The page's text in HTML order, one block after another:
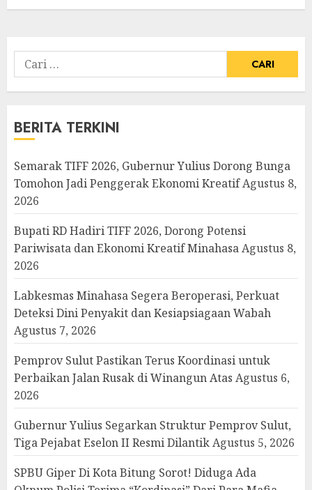
Cari
untuk:
BERITA TERKINI
Semarak TIFF 2026, Gubernur Yulius Dorong Bunga
Tomohon Jadi Penggerak Ekonomi KreatifAgustus 8,
2026
Bupati RD Hadiri TIFF 2026, Dorong Potensi
Pariwisata dan Ekonomi Kreatif MinahasaAgustus 8,
2026
Labkesmas Minahasa Segera Beroperasi, Perkuat
Deteksi Dini Penyakit dan Kesiapsiagaan Wabah
Agustus 7, 2026
Pemprov Sulut Pastikan Terus Koordinasi untuk
Perbaikan Jalan Rusak di Winangun Atas Agustus 6,
2026
Gubernur Yulius Segarkan Struktur Pemprov Sulut,
Tiga Pejabat Eselon II Resmi DilantikAgustus 5, 2026
SPBU Giper Di Kota Bitung Sorot! Diduga Ada